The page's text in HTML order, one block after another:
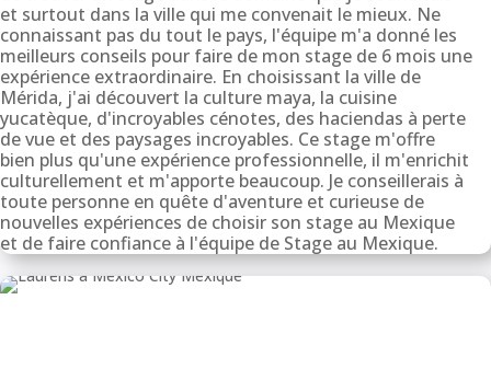
et surtout dans la ville qui me convenait le mieux. Ne
connaissant pas du tout le pays, l'équipe m'a donné les
meilleurs conseils pour faire de mon stage de 6 mois une
expérience extraordinaire. En choisissant la ville de
Mérida, j'ai découvert la culture maya, la cuisine
yucatèque, d'incroyables cénotes, des haciendas à perte
de vue et des paysages incroyables. Ce stage m'offre
bien plus qu'une expérience professionnelle, il m'enrichit
culturellement et m'apporte beaucoup. Je conseillerais à
toute personne en quête d'aventure et curieuse de
nouvelles expériences de choisir son stage au Mexique
et de faire confiance à l'équipe de Stage au Mexique.